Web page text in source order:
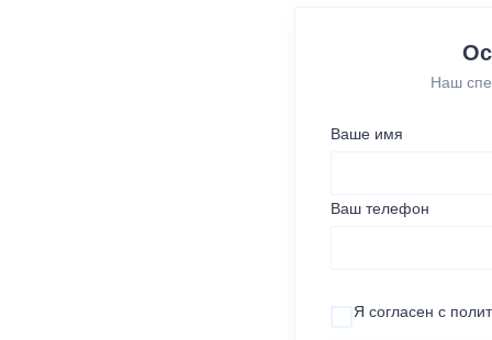
Наш
Ваше имя
Ваш телефон
Я согласен с